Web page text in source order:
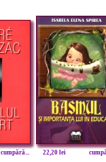
cumpără... 22,20 lei